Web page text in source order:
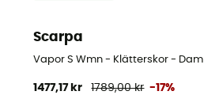
Scarpa
Vapor S Wmn - Klätterskor - Dam
1477,17 kr 1789,00 kr -17%